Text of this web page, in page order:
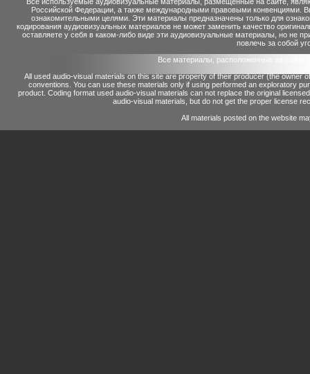
Российской Федерации, а также международными правовыми конвенциями.
ознакомительными целями. Эти материалы предназначены только для
кодирования аудиовизуальных материалов не может заменить качество
оставляете у себя в каком-либо виде эти аудиовизуальные материалы, но не
повлечь за собой
Все материалы, расположенные на сайте
All used audio-visual materials on this site are property of their producer (the owner
conventions. You can use these materials only if using performed an exploratory
product. Coding format used audio-visual materials can not replace the original
audio-visual materials, but do not get the proper license
All materials posted on the website